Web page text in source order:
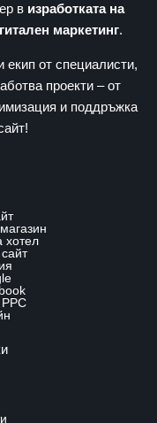
в изработката на
маркетинг.
екип от специалисти,
проекти – от
и поддръжка
хотел